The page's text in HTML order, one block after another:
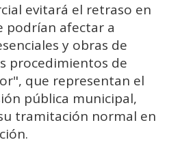
evitará el retraso en
podrían afectar a
y obras de
procedimientos de
que representan el
pública municipal,
tramitación normal en